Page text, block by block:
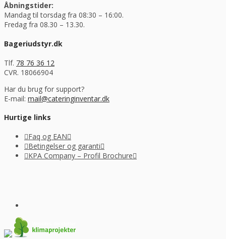
Åbningstider:
Mandag til torsdag fra 08:30 – 16:00.
Fredag fra 08.30 – 13.30.
Bageriudstyr.dk
Tlf. 78 76 36 12
CVR. 18066904
Har du brug for support?
E-mail: mail@cateringinventar.dk
Hurtige links
Faq og EAN
Betingelser og garanti
KPA Company – Profil Brochure